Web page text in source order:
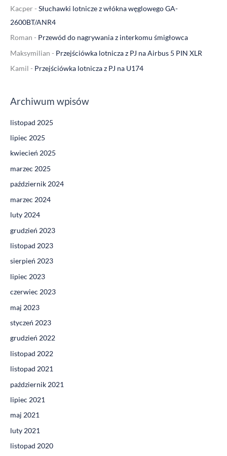
:
Kacper- Słuchawki lotnicze z włókna węglowego GA-
2600BT/ANR4
Roman - Przewód do nagrywania z interkomu śmigłowca
Maksymilian - Przejściówka lotnicza z PJ na Airbus 5 PIN XLR
Kamil - Przejściówka lotnicza z PJ na U174
Archiwum wpisów
listopad 2025
lipiec 2025
kwiecień 2025
marzec 2025
październik 2024
marzec 2024
luty 2024
grudzień 2023
listopad 2023
sierpień 2023
lipiec 2023
czerwiec 2023
maj 2023
styczeń 2023
grudzień 2022
listopad 2022
listopad 2021
październik 2021
lipiec 2021
maj 2021
luty 2021
listopad 2020